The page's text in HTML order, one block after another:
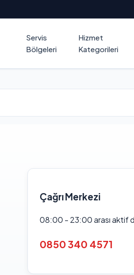
Servis
Bölgeleri
Hizmet
Kategorileri
Çağrı Merkezi
08:00 - 23:00 arası aktif
0850 340 4571